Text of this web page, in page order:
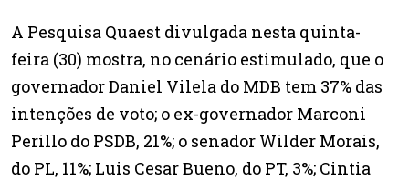
A Pesquisa Quaest divulgada nesta quinta-
feira (30) mostra, no cenário estimulado, que o
governador Daniel Vilela do MDB tem 37% das
intenções de voto; o ex-governador Marconi
Perillo do PSDB, 21%; o senador Wilder Morais,
do PL, 11%; Luis Cesar Bueno, do PT, 3%; Cintia